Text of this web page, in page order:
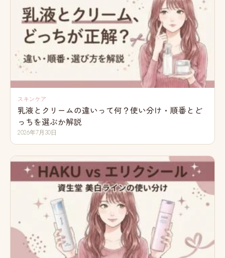
スキンケア
乳液とクリームの違いって何？使い分け・順番とど
っちを選ぶか解説
2026年7月30日